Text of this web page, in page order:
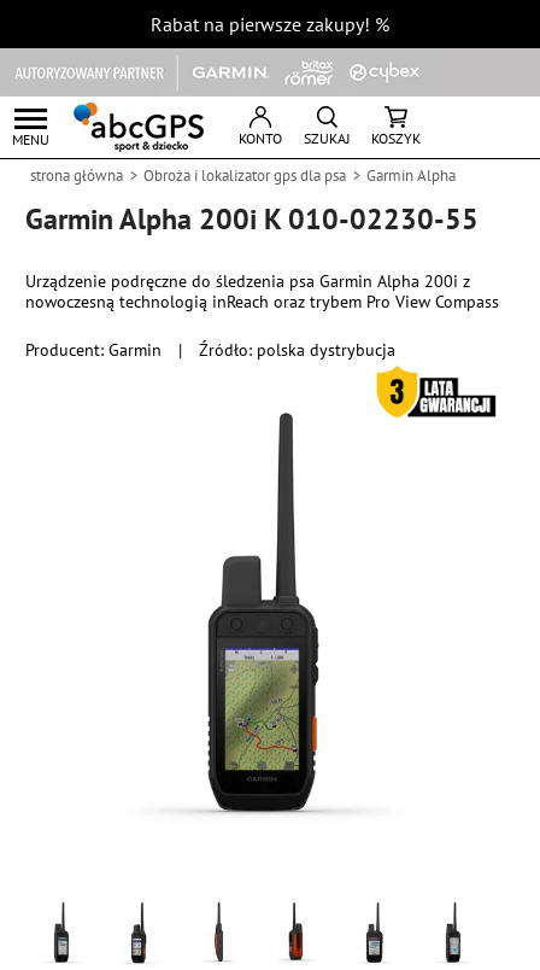
Rabat na pierwsze zakupy! %
MENU KONTO SZUKAJ KOSZYK
strona główna Obroża i lokalizator gps dla psa Garmin Alpha
Garmin Alpha 200i K 010-02230-55
Producent:Garmin | Źródło: polska dystrybucja
Urządzenie podręczne do śledzenia psa Garmin Alpha 200i z
nowoczesną technologią inReach oraz trybem Pro View Compass